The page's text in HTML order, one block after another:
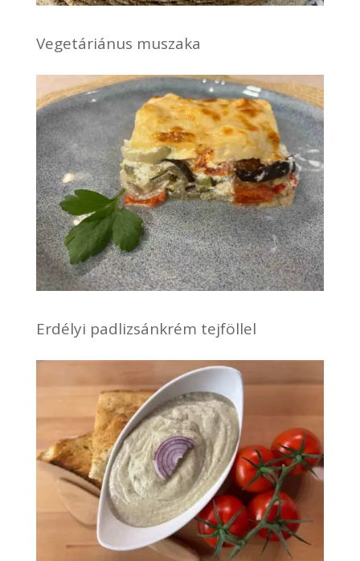
Vegetáriánus muszaka
Erdélyi padlizsánkrém tejföllel